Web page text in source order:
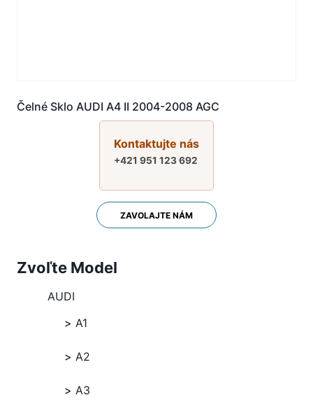
Čelné Sklo AUDI A4 II 2004-2008 AGC
Kontaktujte nás
+421 951 123 692
ZAVOLAJTE NÁM
Zvoľte Model
AUDI
A1
A2
A3